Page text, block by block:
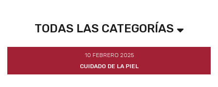
TODAS LAS CATEGORÍAS
10 FEBRERO 2025
CUIDADO DE LA PIEL